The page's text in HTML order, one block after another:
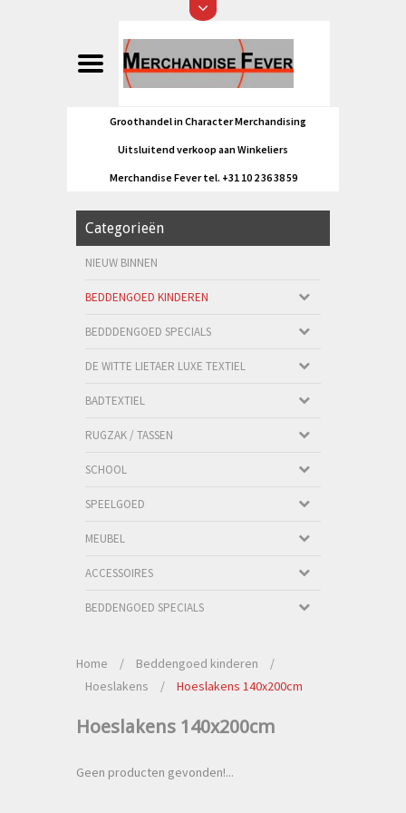
Groothandel in Character Merchandising
Uitsluitend verkoop aan Winkeliers
Merchandise Fever tel. +31 10 2 36 38 59
Categorieën
NIEUW BINNEN
BEDDENGOED KINDEREN
BEDDDENGOED SPECIALS
DE WITTE LIETAER LUXE TEXTIEL
BADTEXTIEL
RUGZAK / TASSEN
SCHOOL
SPEELGOED
MEUBEL
ACCESSOIRES
BEDDENGOED SPECIALS
Home / Beddengoed kinderen
/
Hoeslakens
/ Hoeslakens 140x200cm
Hoeslakens 140x200cm
Geen producten gevonden!...